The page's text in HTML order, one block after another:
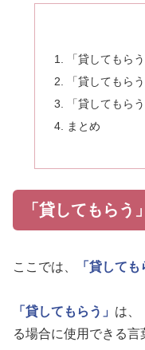
「貸してもら
「貸してもら
「貸してもら
まとめ
「貸してもらう
ここでは、 「貸しても
「貸してもらう」 は、
る場合に使用できる言